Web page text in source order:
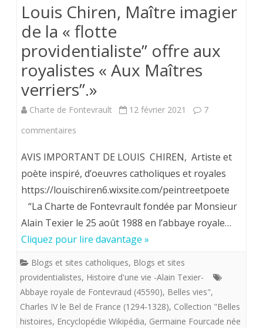
Louis Chiren, Maître imagier
de la « flotte
providentialiste” offre aux
royalistes « Aux Maîtres
verriers”.»
Charte de Fontevrault 12 février 2021
7
commentaires
Chiren,
Maître
imagier
«
flotte
providentialiste”
AVIS IMPORTANT DE LOUIS CHIREN, Artiste et
poète inspiré, d’oeuvres catholiques et royales
https://louischiren6.wixsite.com/peintreetpoete
“La Charte de Fontevrault fondée par Monsieur
Alain Texier le 25 août 1988 en l’abbaye royale…
Cliquez pour lire davantage »
Blogs et sites catholiques, Blogs et sites
providentialistes, Histoire d'une vie -Alain Texier-
Abbaye royale de Fontevraud (45590), Belles vies",
Charles IV le Bel de France (1294-1328), Collection "Belles
histoires, Encyclopédie Wikipédia, Germaine Fourcade née